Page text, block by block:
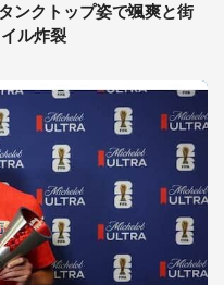
ンクトップ姿で颯爽と街
ル炸裂